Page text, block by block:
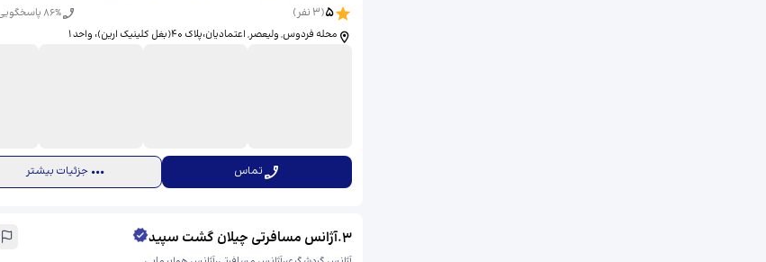
5
(
3 نفر) 86% پاسخگویی موفق
محله فردوس, ولیعصر, اعتمادیان،پلاک 40(بغل کلینیک ارین)، واحد 1
تماس جزئیات بیشتر
3
.آژانس مسافرتی چیلان گشت سپید